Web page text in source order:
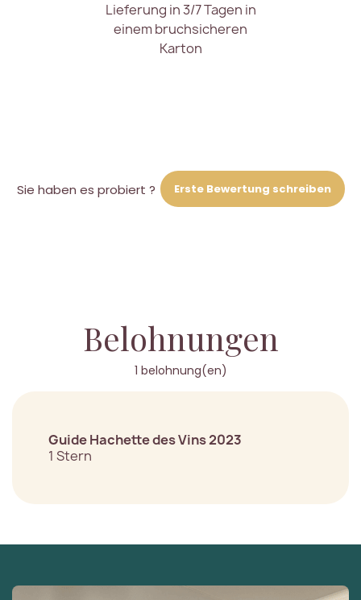
Lieferung in 3/7 Tagen in
einem bruchsicheren
Karton
Sie haben es probiert ? Erste Bewertung schreiben
Belohnungen
1 belohnung(en)
Guide Hachette des Vins 2023
1 Stern